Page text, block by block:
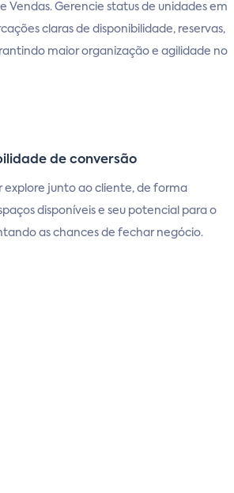
Vendas. Gerencie status de unidades em
claras de disponibilidade, reservas,
maior organização e agilidade no
de conversão
explore junto ao cliente, de forma
disponíveis e seu potencial para o
as chances de fechar negócio.